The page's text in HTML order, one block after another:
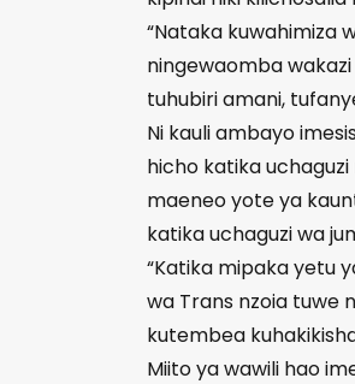
“Nataka kuwahimiza
ningewaomba
tuhubiri amani,
Ni kauli ambayo
hicho katika
maeneo yote ya
katika uchaguzi wa
“Katika mipaka yetu
wa Trans nzoia tuwe
kutembea
Miito ya wawili hao